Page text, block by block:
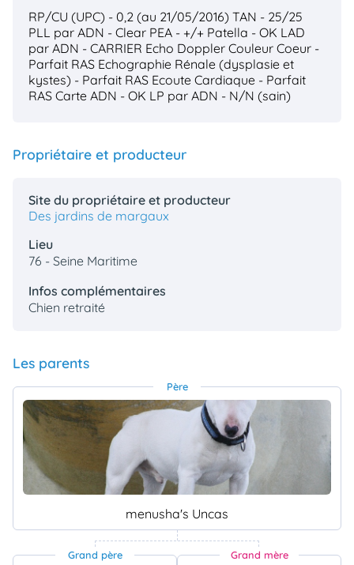
RP/CU (UPC) - 0,2 (au 21/05/2016) TAN - 25/25
PLL par ADN - Clear PEA - +/+ Patella - OK LAD
par ADN - CARRIER Echo Doppler Couleur Coeur -
Parfait RAS Echographie Rénale (dysplasie et
kystes) - Parfait RAS Ecoute Cardiaque - Parfait
RAS Carte ADN - OK LP par ADN - N/N (sain)
Propriétaire et producteur
Site du propriétaire et producteur
Des jardins de margaux
Lieu
76 - Seine Maritime
Infos complémentaires
Chien retraité
Les parents
Père
menusha's Uncas
Grand père Grand mère